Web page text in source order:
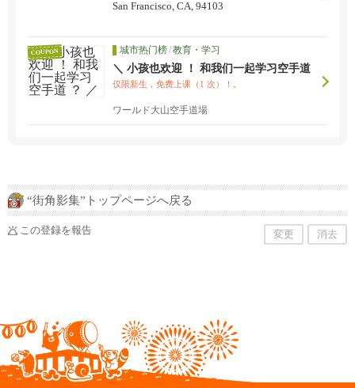
San Francisco, CA, 94103
城市热门榜/教育・学习
＼ 小孩也欢迎 ！ 和我们一起学习空手道
？ ／
仅限新生，免费上课（1 次）！。
ワールド大山空手道場
COUPON
“街角影集”トップページへ戻る
この登録を報告 変更 消去